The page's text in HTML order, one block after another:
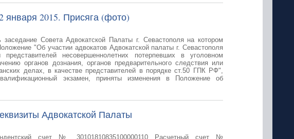
января 2015. Присяга (фото)
заседание Совета Адвокатской Палаты г. Севастополя на котором
"Об участии адвокатов Адвокатской палаты г. Севастополя
несовершеннолетних потерпевших в уголовном
органов дознания, органов предварительного следствия или
делах, в качестве представителей в порядке ст.50 ГПК РФ",
экзамен, приняты изменения в Положение об
Адвокатской Палаты
счет № 30101810835100000110 Расчетный счет №